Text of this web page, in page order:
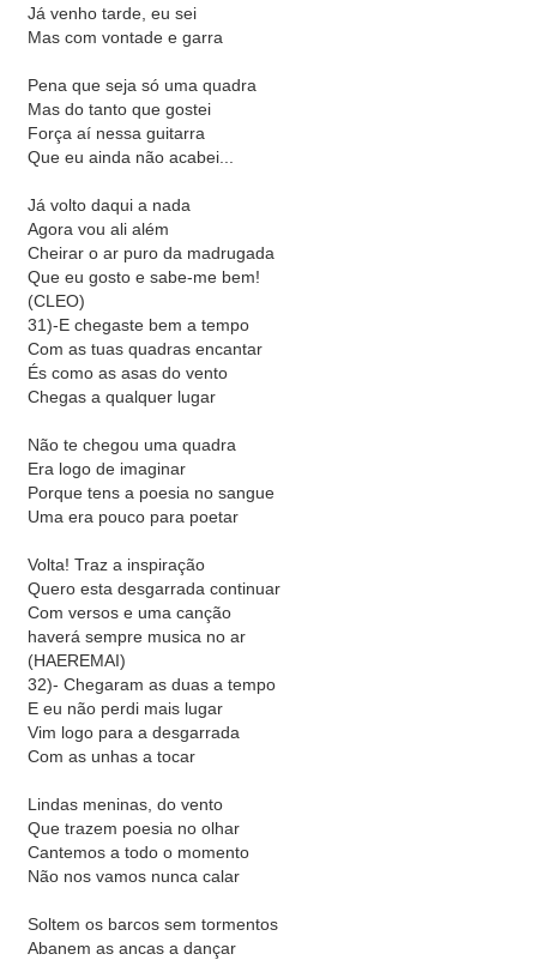
Já venho tarde, eu sei
Mas com vontade e garra
Pena que seja só uma quadra
Mas do tanto que gostei
Força aí nessa guitarra
Que eu ainda não acabei...
Já volto daqui a nada
Agora vou ali além
Cheirar o ar puro da madrugada
Que eu gosto e sabe-me bem!
(CLEO)
31)-E chegaste bem a tempo
Com as tuas quadras encantar
És como as asas do vento
Chegas a qualquer lugar
Não te chegou uma quadra
Era logo de imaginar
Porque tens a poesia no sangue
Uma era pouco para poetar
Volta! Traz a inspiração
Quero esta desgarrada continuar
Com versos e uma canção
haverá sempre musica no ar
(HAEREMAI)
32)- Chegaram as duas a tempo
E eu não perdi mais lugar
Vim logo para a desgarrada
Com as unhas a tocar
Lindas meninas, do vento
Que trazem poesia no olhar
Cantemos a todo o momento
Não nos vamos nunca calar
Soltem os barcos sem tormentos
Abanem as ancas a dançar